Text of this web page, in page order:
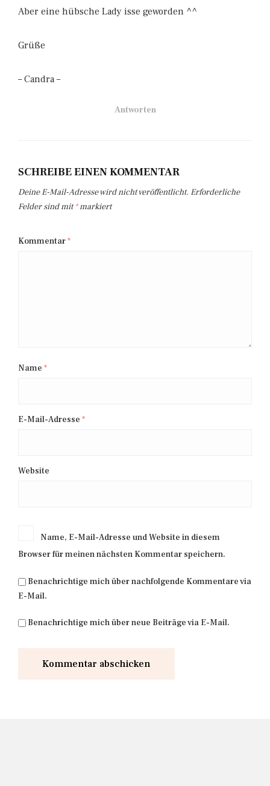
Aber eine hübsche Lady isse geworden ^^
Grüße
– Candra –
Antworten
SCHREIBE EINEN KOMMENTAR
Deine E-Mail-Adresse wird nicht veröffentlicht. Erforderliche
Felder sind mit*markiert
Kommentar*
Name *
E-Mail-Adresse *
Website
Name, E-Mail-Adresse und Website in diesem
Browser für meinen nächsten Kommentar speichern.
Benachrichtige mich über nachfolgende Kommentare via
E-Mail.
Benachrichtige mich über neue Beiträge via E-Mail.